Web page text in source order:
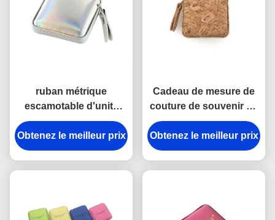
ruban métrique
escamotable d'unité
centrale de 15mm de
cadeau en cuir Jelly
Color de souvenir
Obtenez le meilleur prix
Cadeau de mesure de
couture de souvenir de
la place 15mm d'ABS
d'unité centrale de
bande d'Imega
Obtenez le meilleur prix